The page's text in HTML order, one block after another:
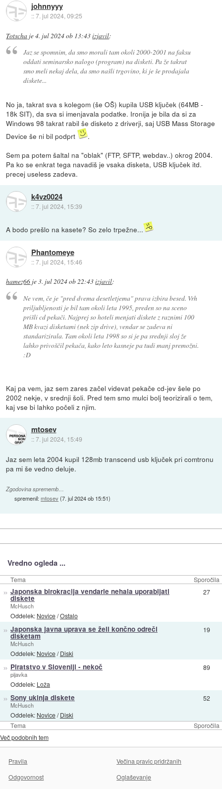
johnnyyy
::7. jul 2024, 09:25
Totscha je4. jul 2024 ob 13:43izjavil:
Jaz se spomnim, da smo morali tam okoli 2000-2001 na faksu
oddati seminarsko nalogo (program) na disketi. Pa že takrat
smo meli nekaj dela, da smo našli trgovino, ki je še prodajala
diskete...
No ja, takrat sva s kolegom (še OŠ) kupila USB ključek (64MB -
18k SIT), da sva si imenjavala podatke. Ironija je bila da si za
Windows 98 takrat rabil še disketo z driverji, saj USB Mass Storage
Device še ni bil podprt
.
Sem pa potem šaltal na "oblak" (FTP, SFTP, webdav..) okrog 2004.
Pa ko se enkrat tega navadiš je vsaka disketa, USB ključek itd.
precej useless zadeva.
k4vz0024
::7. jul 2024, 15:39
A bodo prešlo na kasete? So zelo trpežne...
Phantomeye
::7. jul 2024, 15:46
hamez66 je3. jul 2024 ob 22:43izjavil:
Ne vem, če je "pred dvema desetletjema" prava izbira besed. Vrh
priljubljenosti je bil tam okoli leta 1995, preden so na sceno
prišli cd pekači. Najprej so hoteli menjati diskete z raznimi 100
MB kvazi disketami (nek zip drive), vendar se zadeva ni
standarizirala. Tam okoli leta 1998 so si je pa srednji sloj že
lahko privoščil pekača, kako leto kasneje pa tudi manj premožni.
:D
Kaj pa vem, jaz sem zares začel videvat pekače cd-jev šele po
2002 nekje, v srednji šoli. Pred tem smo mulci bolj teorizirali o tem,
kaj vse bi lahko počeli z njim.
mtosev
::7. jul 2024, 15:49
Jaz sem leta 2004 kupil 128mb transcend usb ključek pri comtronu
pa mi še vedno deluje.
Zgodovina sprememb…
spremenil:mtosev(7. jul 2024 ob 15:51)
Vredno ogleda ...
Tema Sporočila
Tema Sporočila
» Japonska birokracija vendarle nehala uporabljati
diskete
McHusch
Oddelek: Novice/Ostalo
27
» Japonska javna uprava se želi končno odreči
disketam
McHusch
Oddelek: Novice/Diski
19
» Piratstvo v Sloveniji - nekoč
pijavka
Oddelek: Loža
89
» Sony ukinja diskete
McHusch
Oddelek: Novice/Diski
52
Več podobnih tem
Pravila
Večina pravic pridržanih
Odgovornost
Oglaševanje